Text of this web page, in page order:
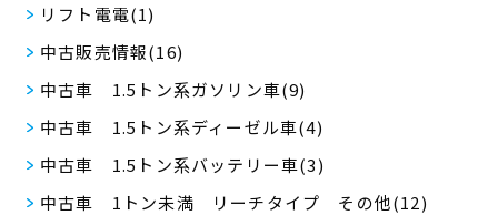
リフト電電(1)
中古販売情報(16)
中古車 1.5トン系ガソリン車(9)
中古車 1.5トン系ディーゼル車(4)
中古車 1.5トン系バッテリー車(3)
中古車 1トン未満 リーチタイプ その他(12)